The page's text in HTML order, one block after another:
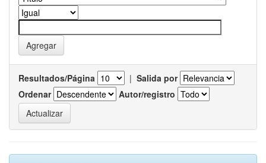
Resultados/Página | Salida por
Ordenar
Autor/registro